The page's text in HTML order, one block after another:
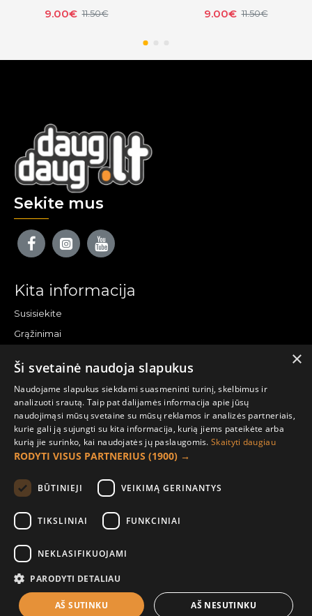
Į KREPŠELĮ
9.00€ 11.50€ 9.00€ 11.50€
Sekite mus
Kita informacija
Susisiekite
Grąžinimai
Pirkėjo paskyra
Mano paskyra
Užsakymai
Naujienlaiškiai
Informacija užsakovui
Apie mus
Pristatymo informacija
Privatumo ir slapukų politika
Sąlygos ir taisyklės
×
Ši svetainė naudoja slapukus
Naudojame slapukus siekdami suasmeninti turinį, skelbimus ir
analizuoti srautą. Taip pat dalijamės informacija apie jūsų
naudojimąsi mūsų svetaine su mūsų reklamos ir analizės partneriais,
kurie gali ją sujungti su kita informacija, kurią jiems pateikėte arba
kurią jie surinko, kai naudojatės jų paslaugomis.Skaityti daugiau
RODYTI VISUS PARTNERIUS (1900) →
BŪTINIEJI VEIKIMĄ GERINANTYS
TIKSLINIAI FUNKCINIAI
NEKLASIFIKUOJAMI
PARODYTI DETALIAU
AŠ SUTINKU AŠ NESUTINKU